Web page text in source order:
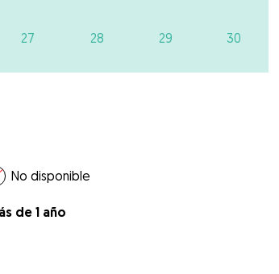
27 28 29 30
No disponible
de 1 año